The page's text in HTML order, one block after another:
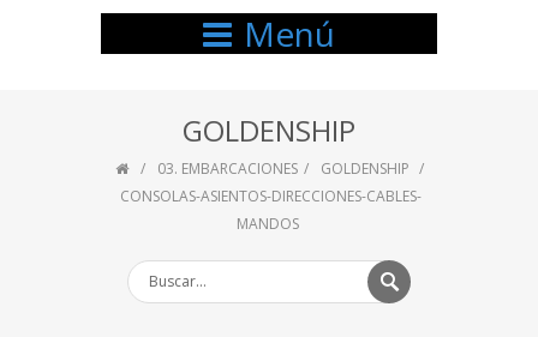
Menú
GOLDENSHIP
03. EMBARCACIONES
GOLDENSHIP
CONSOLAS-ASIENTOS-DIRECCIONES-CABLES-
MANDOS